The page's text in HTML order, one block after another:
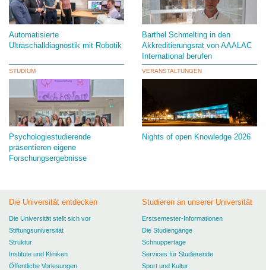
Automatisierte
Ultraschalldiagnostik mit Robotik
Barthel Schmelting in den
Akkreditierungsrat von AAALAC
International berufen
STUDIUM
Psychologiestudierende
präsentieren eigene
Forschungsergebnisse
VERANSTALTUNGEN
Nights of open Knowledge 2026
Die Universität entdecken
Die Universität stellt sich vor
Stiftungsuniversität
Struktur
Institute und Kliniken
Öffentliche Vorlesungen
Studieren an unserer Universität
Erstsemester-Informationen
Die Studiengänge
Schnuppertage
Services für Studierende
Sport und Kultur